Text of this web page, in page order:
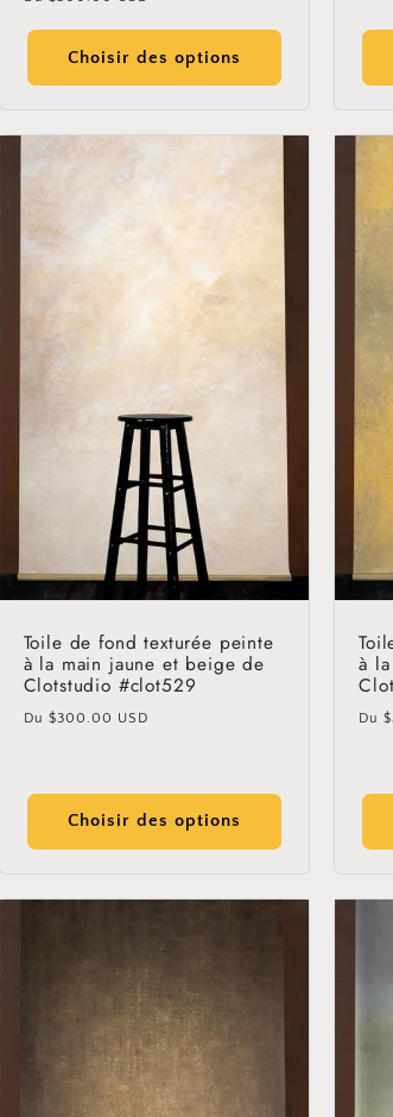
Choisir des options
Toile de fond texturée peinte
à la main jaune et beige de
Clotstudio #clot529
Prix
Du $300.00 USD
Choisir des options
à
Prix
Du
Get
Limited-
Sign up for